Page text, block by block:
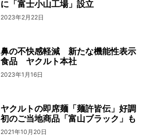
に「富士小山工場」設立
2023年2月22日
鼻の不快感軽減 新たな機能性表示
食品 ヤクルト本社
2023年1月16日
ヤクルトの即席麺「麺許皆伝」好調
初のご当地商品「富山ブラック」も
2021年10月20日